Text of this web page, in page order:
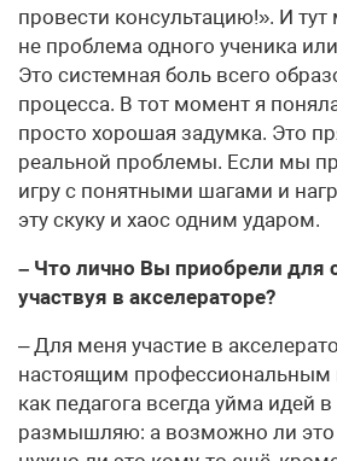
провести консультацию!». И
не проблема одного ученика
Это системная боль всего
процесса. В тот момент я
просто хорошая задумка. Это
реальной проблемы. Если мы
игру с понятными шагами и
эту скуку и хаос одним ударом.
– Что лично Вы приобрели для
участвуя в акселераторе?
– Для меня участие в
настоящим
как педагога всегда уйма идей
размышляю: а возможно ли это